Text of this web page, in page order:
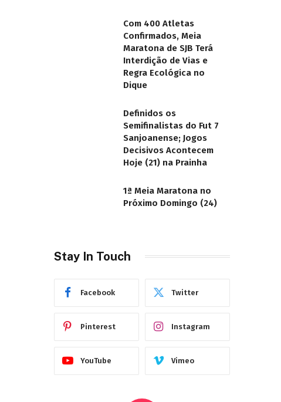
Com 400 Atletas
Confirmados, Meia
Maratona de SJB Terá
Interdição de Vias e
Regra Ecológica no
Dique
Definidos os
Semifinalistas do Fut 7
Sanjoanense; Jogos
Decisivos Acontecem
Hoje (21) na Prainha
1ª Meia Maratona no
Próximo Domingo (24)
Stay In Touch
Facebook Twitter
Pinterest Instagram
YouTube Vimeo